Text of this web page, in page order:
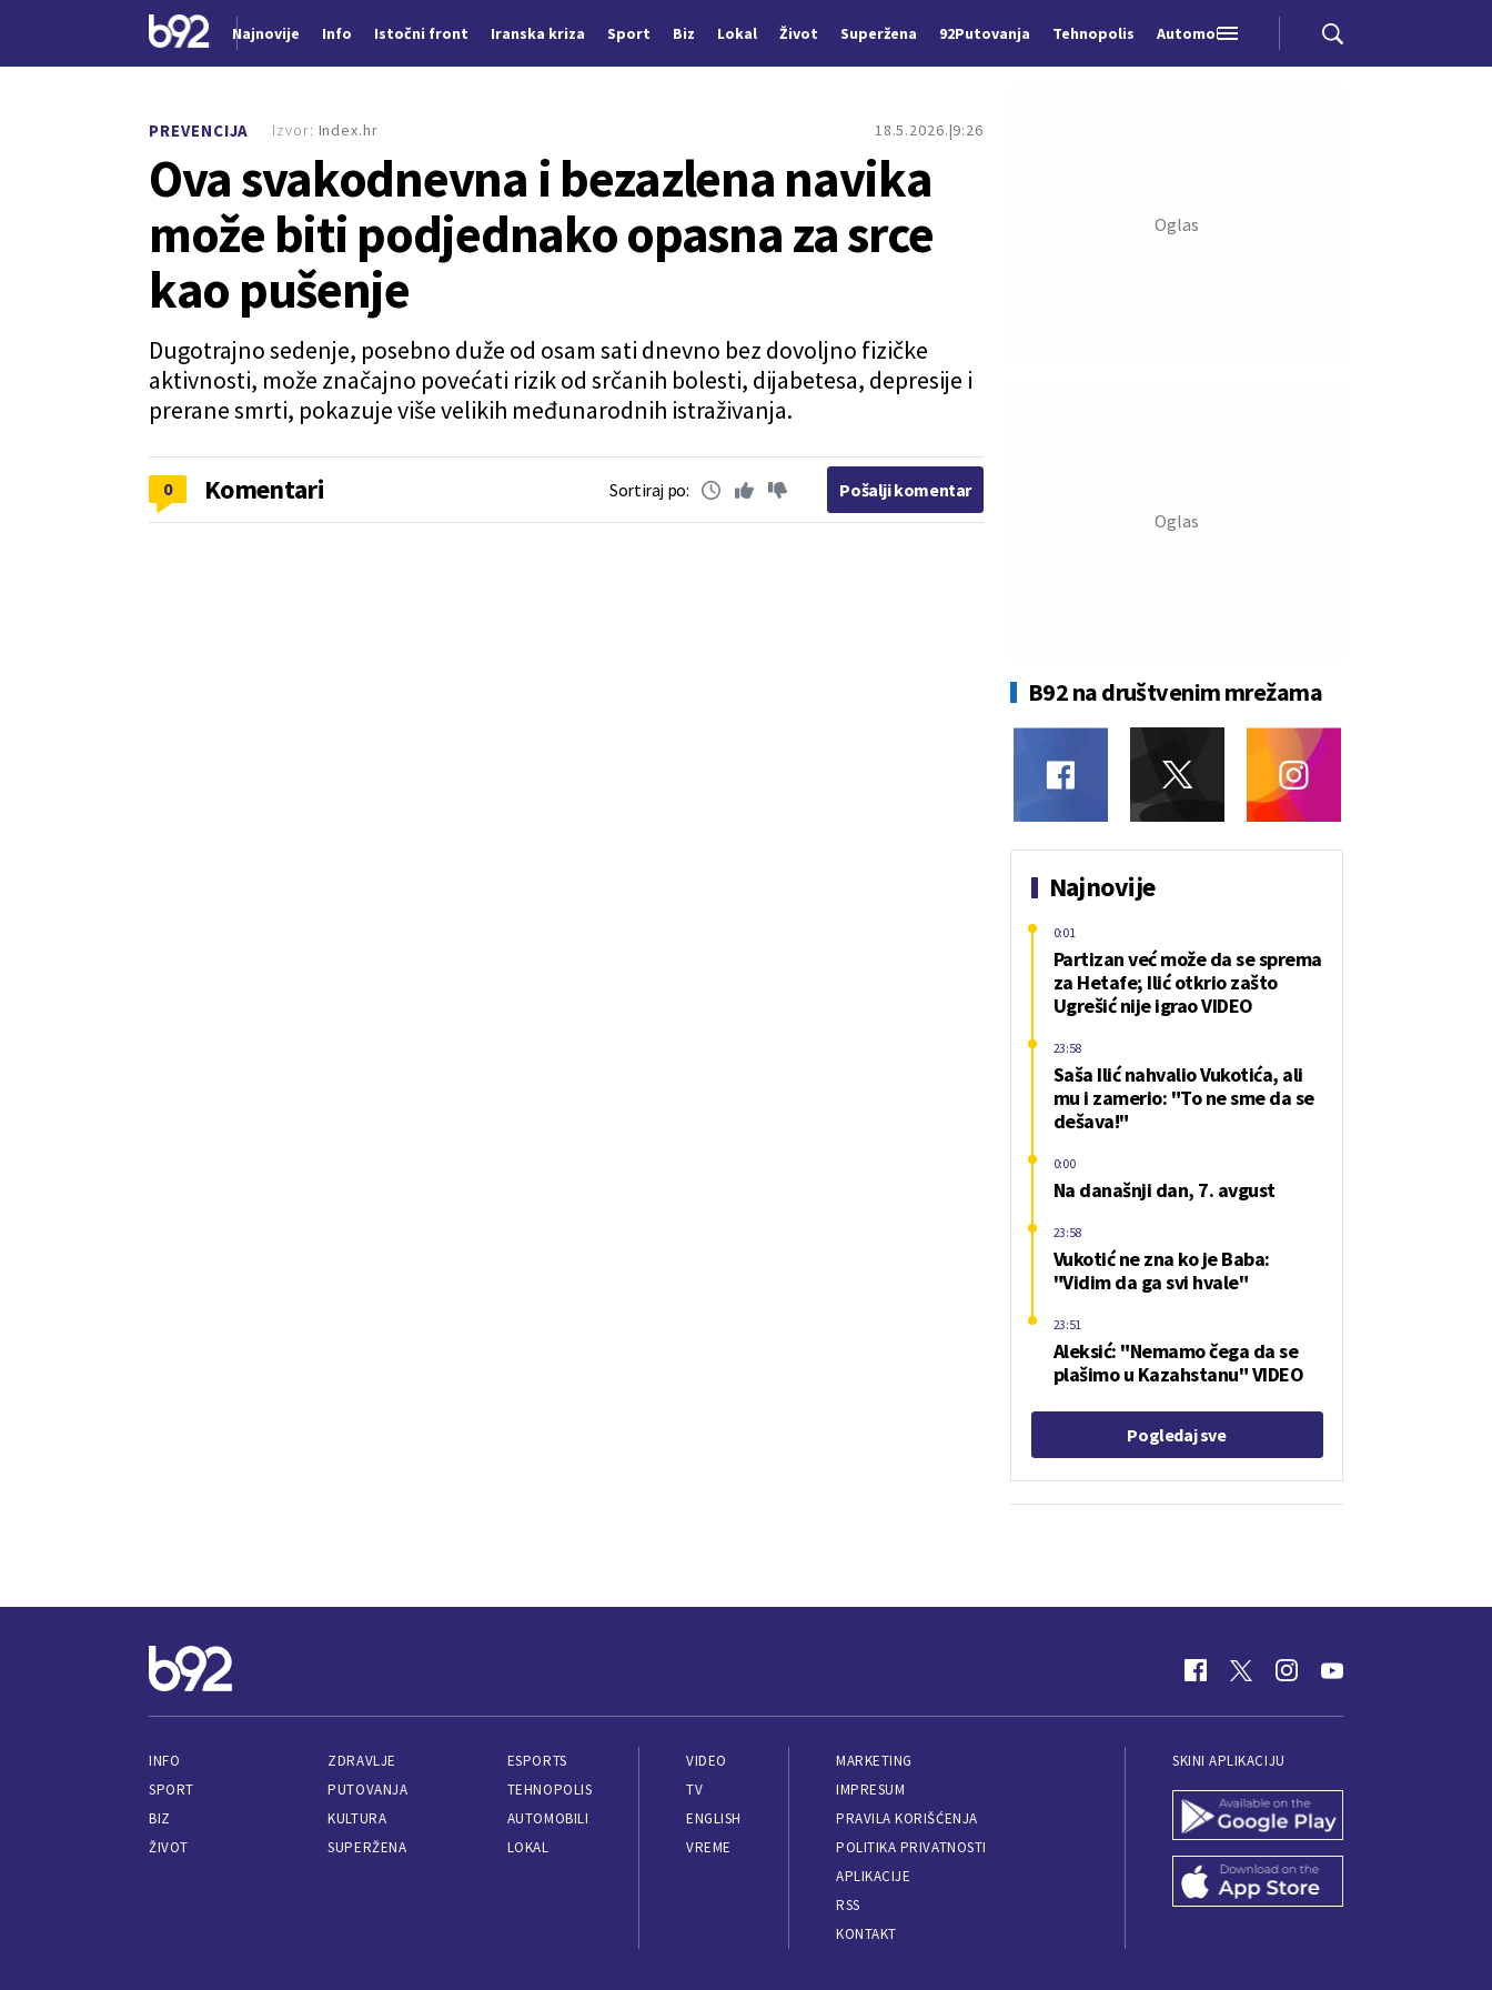
Najnovije Info Istočni front Iranska kriza Sport Biz Lokal Život Superžena 92Putovanja Tehnopolis Automobili
PREVENCIJA 18.5.2026. 9:26
Ova svakodnevna i bezazlena navika
može biti podjednako opasna za srce
kao pušenje
Dugotrajno sedenje, posebno duže od osam sati dnevno bez dovoljno fizičke
aktivnosti, može značajno povećati rizik od srčanih bolesti, dijabetesa, depresije i
prerane smrti, pokazuje više velikih međunarodnih istraživanja.
Izvor: Index.hr
0 Komentari Sortiraj po: Pošalji komentar
B92 na društvenim mrežama
Najnovije
Partizan već može da se sprema
za Hetafe; Ilić otkrio zašto
Ugrešić nije igrao VIDEO
0:01
Saša Ilić nahvalio Vukotića, ali
mu i zamerio: "To ne sme da se
dešava!"
23:58
Na današnji dan, 7. avgust
0:00
Vukotić ne zna ko je Baba:
"Vidim da ga svi hvale"
23:58
Aleksić: "Nemamo čega da se
plašimo u Kazahstanu" VIDEO
23:51
Pogledaj sve
INFO
SPORT
BIZ
ŽIVOT
ZDRAVLJE
PUTOVANJA
KULTURA
SUPERŽENA
ESPORTS
TEHNOPOLIS
AUTOMOBILI
LOKAL
VIDEO
TV
ENGLISH
VREME
MARKETING
IMPRESUM
PRAVILA KORIŠĆENJA
POLITIKA PRIVATNOSTI
APLIKACIJE
RSS
KONTAKT
SKINI APLIKACIJU